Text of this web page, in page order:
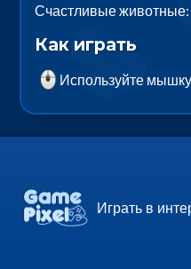
Счастливые животные:
Как играть
Используйте мышку
Играть в